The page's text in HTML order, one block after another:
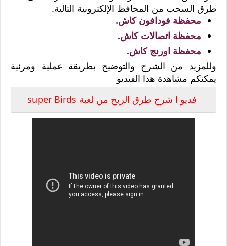
طرق السحب من المحافظ الإلكترونية التالية.
محفظة فودافون كاش.
محفظة اتصالات كاش.
محفظة اورنج كاش.
وللمزيد من الشرح والتوضيح بطريقة عملية ومرئية
يمكنكم مشاهدة هذا الفيديو
فديو ا شرح طرق الربح من لعبة super Birds